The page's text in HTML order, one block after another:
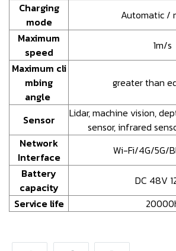
Charging
mode
Automatic /
Maximum
speed
1m/s
Maximum cli
mbing
angle
greater than
Sensor
Lidar, machine vision,
sensor, infrared
Network
Interface
Wi-Fi/4G/5G/
Battery
capacity
DC 48V
Service life